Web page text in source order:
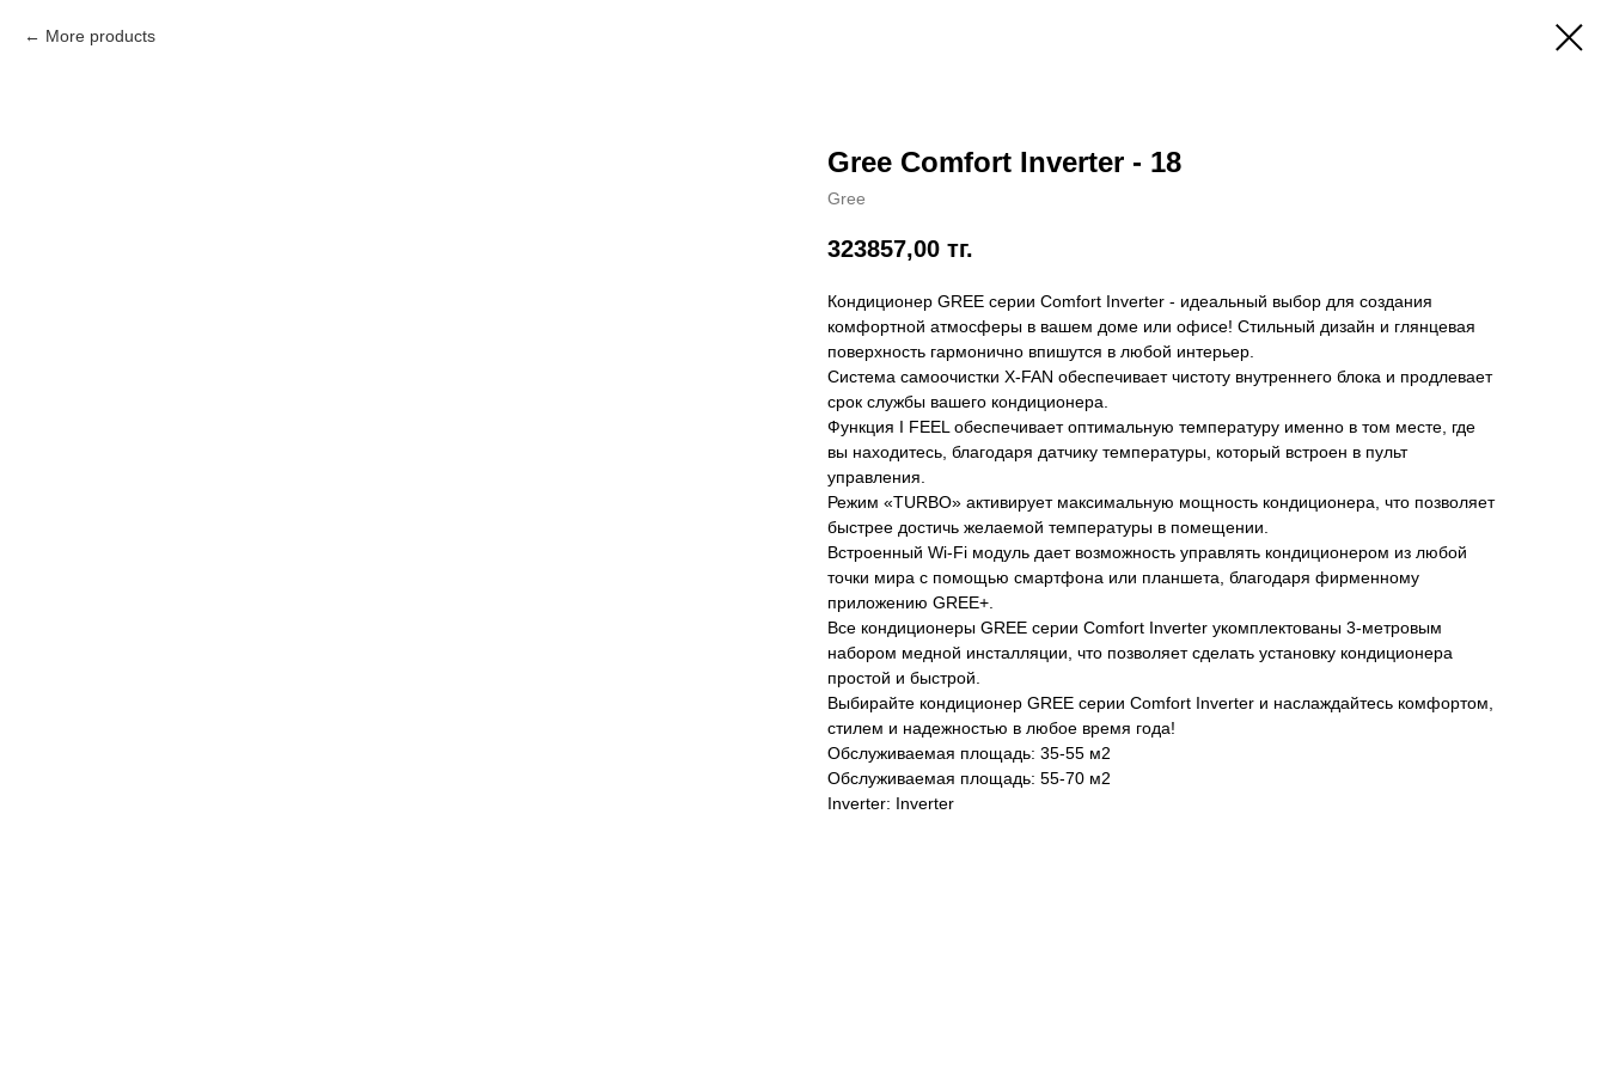
More products
Gree Comfort Inverter - 18
Gree
323857,00 тг.
Кондиционер GREE серии Comfort Inverter - идеальный выбор для создания
комфортной атмосферы в вашем доме или офисе! Стильный дизайн и глянцевая
поверхность гармонично впишутся в любой интерьер.
Система самоочистки X-FAN обеспечивает чистоту внутреннего блока и продлевает
срок службы вашего кондиционера.
Функция I FEEL обеспечивает оптимальную температуру именно в том месте, где
вы находитесь, благодаря датчику температуры, который встроен в пульт
управления.
Режим «TURBO» активирует максимальную мощность кондиционера, что позволяет
быстрее достичь желаемой температуры в помещении.
Встроенный Wi-Fi модуль дает возможность управлять кондиционером из любой
точки мира с помощью смартфона или планшета, благодаря фирменному
приложению GREE+.
Все кондиционеры GREE серии Comfort Inverter укомплектованы 3-метровым
набором медной инсталляции, что позволяет сделать установку кондиционера
простой и быстрой.
Выбирайте кондиционер GREE серии Comfort Inverter и наслаждайтесь комфортом,
стилем и надежностью в любое время года!
Обслуживаемая площадь: 35-55 м2
Обслуживаемая площадь: 55-70 м2
Inverter: Inverter